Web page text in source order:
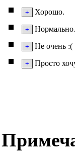
Хорошо.
Не очень :(
Просто